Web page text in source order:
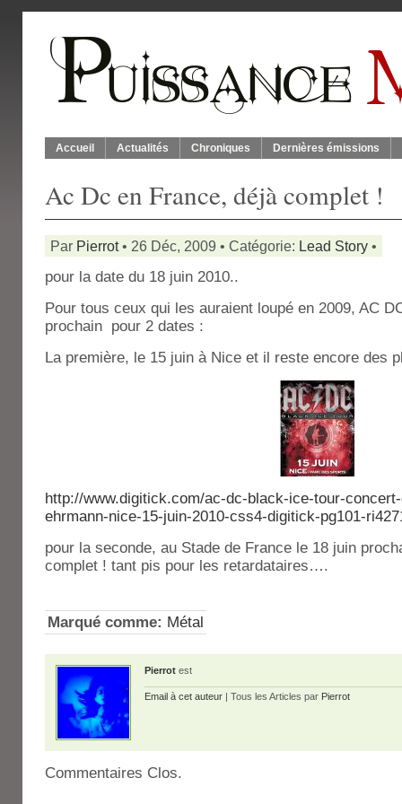
Accueil Actualités Chroniques Dernières émissions
Ac Dc en France, déjà complet !
Par Pierrot• 26 Déc, 2009 • Catégorie: Lead Story •
pour la date du 18 juin 2010..
Pour tous ceux qui les auraient loupé en 2009, AC
prochain pour 2 dates :
La première, le 15 juin à Nice et il reste encore des
http://www.digitick.com/ac-dc-black-ice-tour-
ehrmann-nice-15-juin-2010-css4-digitick-pg101-
pour la seconde, au Stade de France le 18 juin
complet ! tant pis pour les retardataires….
Marqué comme: Métal
Pierrot est
Email à cet auteur | Tous les Articles par Pierrot
Commentaires Clos.